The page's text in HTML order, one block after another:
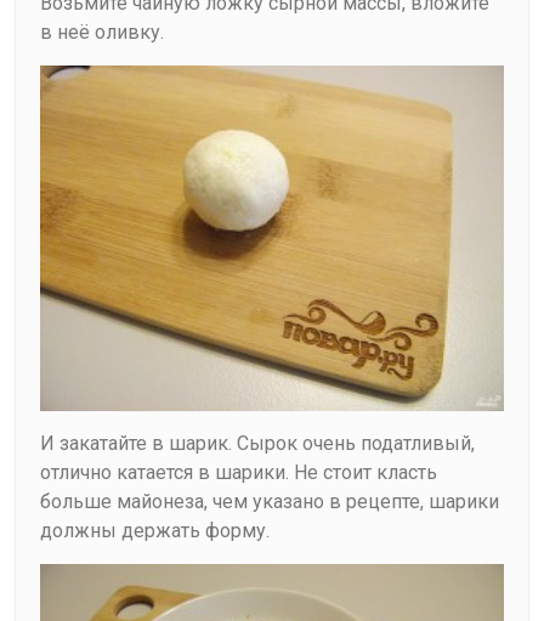
в неё оливку.
И закатайте в шарик. Сырок очень податливый,
отлично катается в шарики. Не стоит класть
больше майонеза, чем указано в рецепте, шарики
должны держать форму.